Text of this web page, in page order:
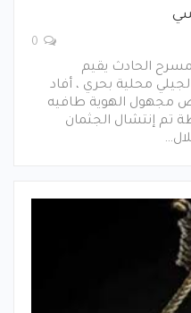
الحادث يقيم
محلية بحري ، أفاد
مجهول الهوية طافيه
تم إنتشال الجثمان